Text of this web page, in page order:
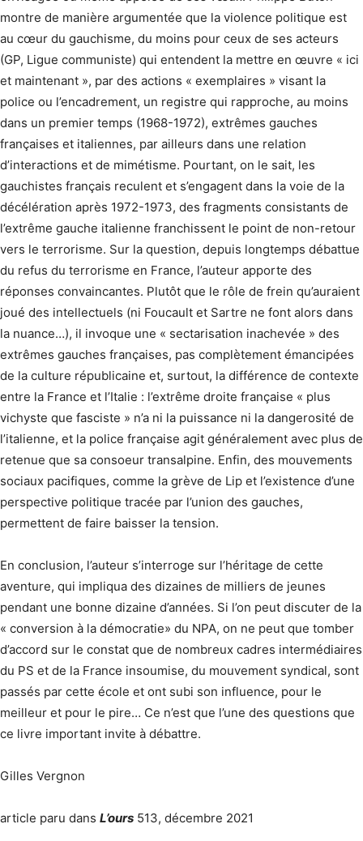
montre de manière argumentée que la violence politique est
au cœur du gauchisme, du moins pour ceux de ses acteurs
(GP, Ligue communiste) qui entendent la mettre en œuvre « ici
et maintenant », par des actions « exemplaires » visant la
police ou l’encadrement, un registre qui rapproche, au moins
dans un premier temps (1968-1972), extrêmes gauches
françaises et italiennes, par ailleurs dans une relation
d’interactions et de mimétisme. Pourtant, on le sait, les
gauchistes français reculent et s’engagent dans la voie de la
décélération après 1972-1973, des fragments consistants de
l’extrême gauche italienne franchissent le point de non-retour
vers le terrorisme. Sur la question, depuis longtemps débattue
du refus du terrorisme en France, l’auteur apporte des
réponses convaincantes. Plutôt que le rôle de frein qu’auraient
joué des intellectuels (ni Foucault et Sartre ne font alors dans
la nuance…), il invoque une « sectarisation inachevée » des
extrêmes gauches françaises, pas complètement émancipées
de la culture républicaine et, surtout, la différence de contexte
entre la France et l’Italie : l’extrême droite française « plus
vichyste que fasciste » n’a ni la puissance ni la dangerosité de
l’italienne, et la police française agit généralement avec plus de
retenue que sa consoeur transalpine. Enfin, des mouvements
sociaux pacifiques, comme la grève de Lip et l’existence d’une
perspective politique tracée par l’union des gauches,
permettent de faire baisser la tension.
En conclusion, l’auteur s’interroge sur l’héritage de cette
aventure, qui impliqua des dizaines de milliers de jeunes
pendant une bonne dizaine d’années. Si l’on peut discuter de la
« conversion à la démocratie» du NPA, on ne peut que tomber
d’accord sur le constat que de nombreux cadres intermédiaires
du PS et de la France insoumise, du mouvement syndical, sont
passés par cette école et ont subi son influence, pour le
meilleur et pour le pire… Ce n’est que l’une des questions que
ce livre important invite à débattre.
Gilles Vergnon
article paru dans L’ours 513, décembre 2021